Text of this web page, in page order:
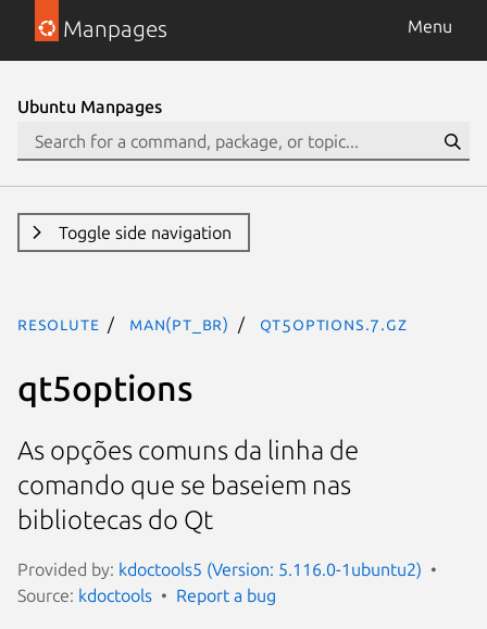
Manpages Menu
Ubuntu Manpages
Toggle side navigation
resolute man(pt_BR) qt5options.7.gz
qt5options
As opções comuns da linha de
comando que se baseiem nas
bibliotecas do Qt
Provided by: kdoctools5 (Version: 5.116.0-1ubuntu2)
Source: kdoctools Report a bug